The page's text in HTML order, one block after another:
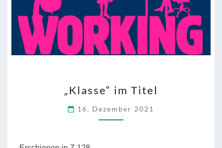
IM
„Klasse“ im Titel
16. Dezember 2021